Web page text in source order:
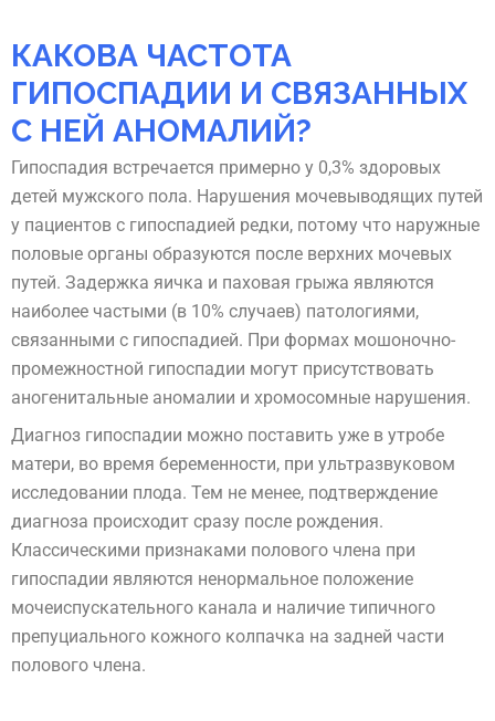
КАКОВА ЧАСТОТА
ГИПОСПАДИИ И СВЯЗАННЫХ
С НЕЙ АНОМАЛИЙ?
Гипоспадия встречается примерно у 0,3% здоровых
детей мужского пола. Нарушения мочевыводящих путей
у пациентов с гипоспадией редки, потому что наружные
половые органы образуются после верхних мочевых
путей. Задержка яичка и паховая грыжа являются
наиболее частыми (в 10% случаев) патологиями,
связанными с гипоспадией. При формах мошоночно-
промежностной гипоспадии могут присутствовать
аногенитальные аномалии и хромосомные нарушения.
Диагноз гипоспадии можно поставить уже в утробе
матери, во время беременности, при ультразвуковом
исследовании плода. Тем не менее, подтверждение
диагноза происходит сразу после рождения.
Классическими признаками полового члена при
гипоспадии являются ненормальное положение
мочеиспускательного канала и наличие типичного
препуциального кожного колпачка на задней части
полового члена.